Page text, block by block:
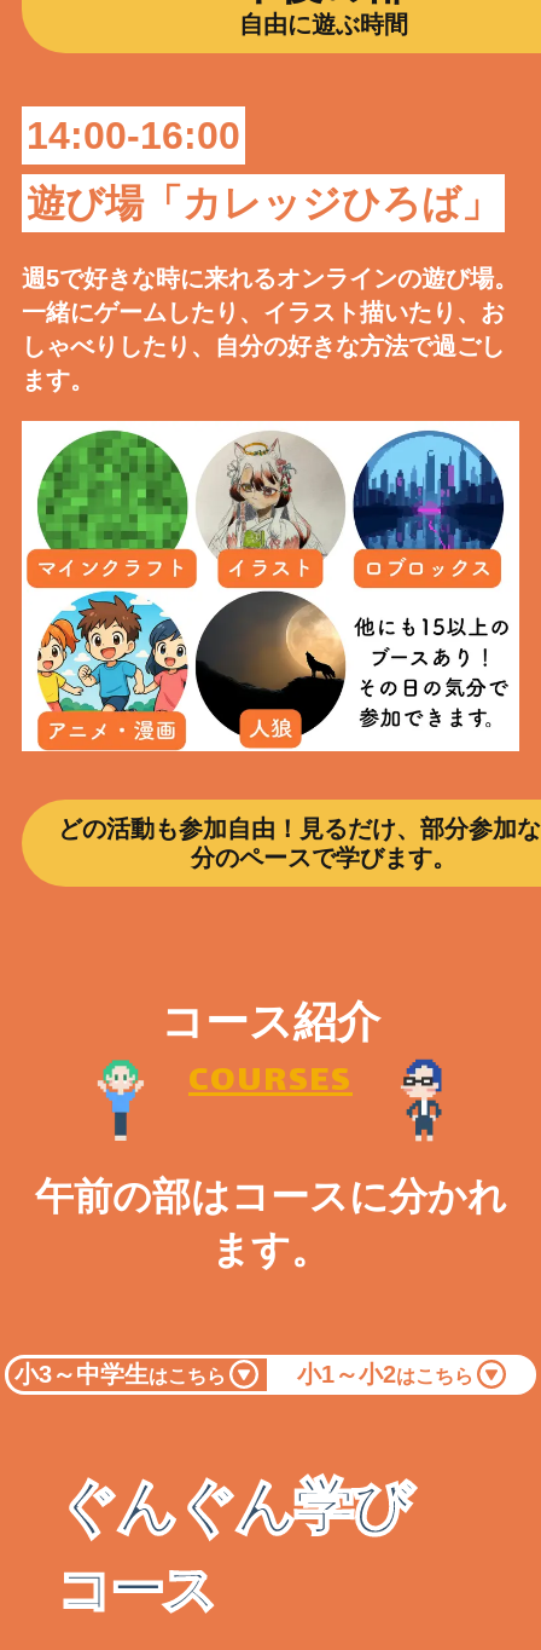
自由に遊ぶ時間
14:00-16:00
遊び場「カレッジひろば」
週5で好きな時に来れるオンラインの遊び場。
一緒にゲームしたり、イラスト描いたり、お
しゃべりしたり、自分の好きな方法で過ごし
ます。
どの活動も参加自由！見るだけ、部分参加
分のペースで学びます。
コース紹介
COURSES
午前の部はコースに分かれ
ます。
小3～中学生はこちら 小1～小2はこちら
ぐんぐん学び
コース